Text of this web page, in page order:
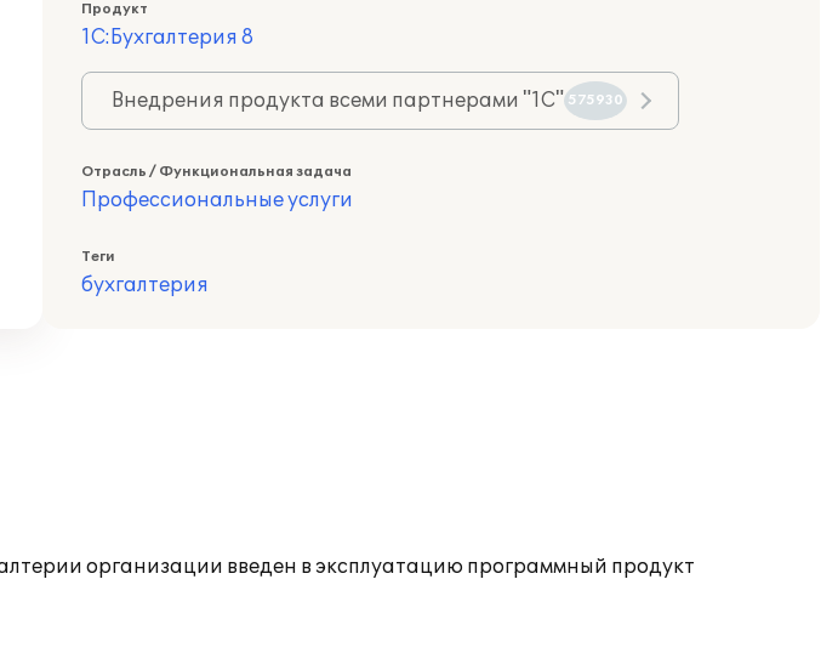
Продукт
1С:Бухгалтерия 8
Внедрения продукта всеми партнерами "1С" 575930
Отрасль / Функциональная задача
Профессиональные услуги
Теги
бухгалтерия
организации введен в эксплуатацию программный продукт